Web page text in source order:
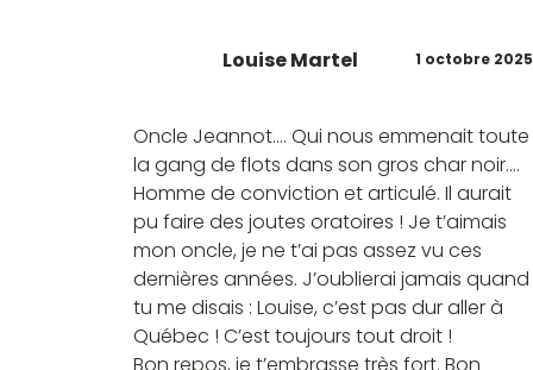
1 octobre 2025
Louise Martel
Oncle Jeannot…. Qui nous emmenait toute
la gang de flots dans son gros char noir….
Homme de conviction et articulé. Il aurait
pu faire des joutes oratoires ! Je t’aimais
mon oncle, je ne t’ai pas assez vu ces
dernières années. J’oublierai jamais quand
tu me disais : Louise, c’est pas dur aller à
Québec ! C’est toujours tout droit !